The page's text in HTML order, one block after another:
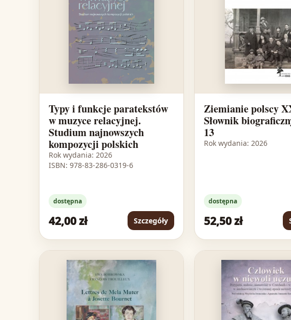
Typy i funkcje paratekstów
w muzyce relacyjnej.
Studium najnowszych
kompozycji polskich
Rok wydania: 2026
ISBN: 978-83-286-0319-6
dostępna
42,00 zł Szczegóły
Ziemianie polscy
Słownik
13
Rok wydania: 2026
dostępna
52,50 zł